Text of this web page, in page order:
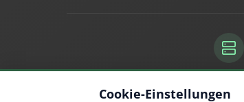
Cookie-Einstellungen